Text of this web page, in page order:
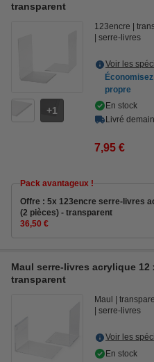
transparent
1
123encre
serre-livres
Voir les
propre
En stock
Livré demain
7,95 €
Pack avantageux !
Offre : 5x 123encre serre-livres
(2 pièces) - transparent
36,50 €
Maul serre-livres acrylique 12
transparent
Maul
serre-livres
Voir les
En stock